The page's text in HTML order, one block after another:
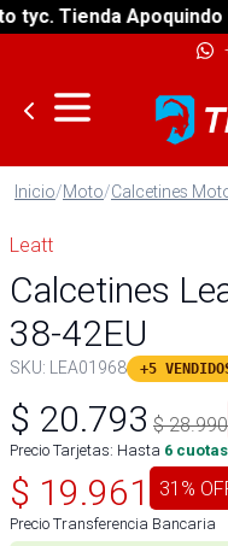
Tienda Apoquindo
Inicio/Moto/Calcetines
Leatt
Calcetines
38-42EU
SKU: LEA01968 +5
$ 20.793 $28.990
Precio Tarjetas: Hasta 6
$ 19.961 31 %
Precio Transferencia Bancaria